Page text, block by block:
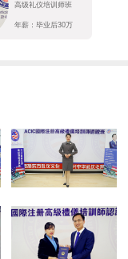
高级礼仪培训师班
年薪：毕业后30万